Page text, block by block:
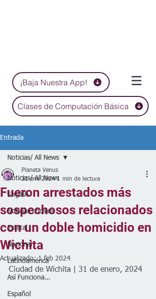
¡Baja Nuestra App!
Clases de Computación Básica
Entrada
Noticias/ All News
English
Noticias Locales
Estatal
Nacional
Latinoamérica
Así Funciona...
Español
Noticias/ All News
Fueron arrestados más
sospechosos relacionados
con un doble homicidio en
Wichita
Planeta Venus
31 ene 2024 1 min de lectura
Actualizado:1 feb 2024
Ciudad de Wichita | 31 de enero, 2024